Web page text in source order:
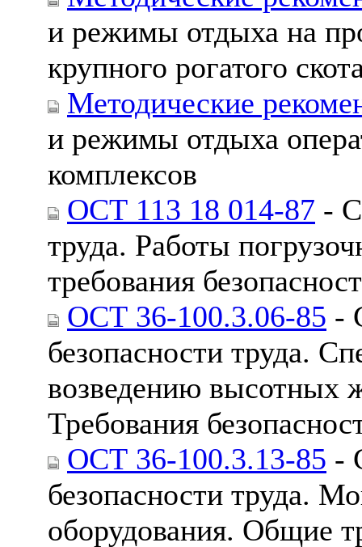
и режимы отдыха на
крупного рогатого
Методические
и режимы отдыха
комплексов
ОСТ 113 18 014-87 -
труда. Работы
требования
ОСТ 36-100.3.06-85 -
безопасности труда.
возведению высотных
Требования
ОСТ 36-100.3.13-85 -
безопасности труда.
оборудования. Общие